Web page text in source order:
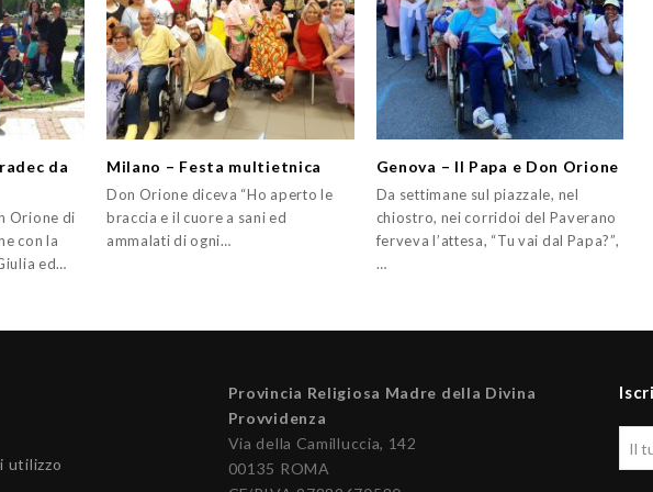
da
Orione di
con la
ed…
Milano – Festa multietnica
Don Orione diceva “Ho aperto le
braccia e il cuore a sani ed
ammalati di ogni…
Genova – Il Papa e Don Orione
Da settimane sul piazzale, nel
chiostro, nei corridoi del Paverano
ferveva l’attesa, “Tu vai dal Papa?”,
…
utilizzo
Provincia Religiosa Madre della Divina
Provvidenza
Via della Camilluccia, 142
00135 ROMA